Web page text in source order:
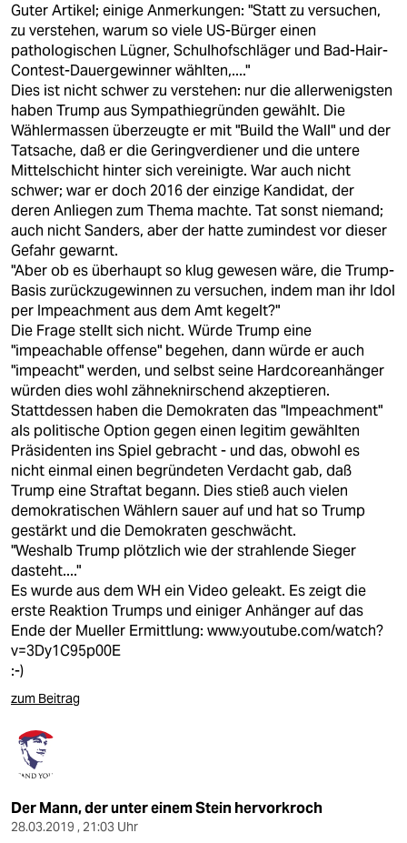
Guter Artikel; einige Anmerkungen: "Statt zu versuchen,
zu verstehen, warum so viele US-Bürger einen
pathologischen Lügner, Schulhofschläger und Bad-Hair-
Contest-Dauergewinner wählten,...."
Dies ist nicht schwer zu verstehen: nur die allerwenigsten
haben Trump aus Sympathiegründen gewählt. Die
Wählermassen überzeugte er mit "Build the Wall" und der
Tatsache, daß er die Geringverdiener und die untere
Mittelschicht hinter sich vereinigte. War auch nicht
schwer; war er doch 2016 der einzige Kandidat, der
deren Anliegen zum Thema machte. Tat sonst niemand;
auch nicht Sanders, aber der hatte zumindest vor dieser
Gefahr gewarnt.
"Aber ob es überhaupt so klug gewesen wäre, die Trump-
Basis zurückzugewinnen zu versuchen, indem man ihr Idol
per Impeachment aus dem Amt kegelt?"
Die Frage stellt sich nicht. Würde Trump eine
"impeachable offense" begehen, dann würde er auch
"impeacht" werden, und selbst seine Hardcoreanhänger
würden dies wohl zähneknirschend akzeptieren.
Stattdessen haben die Demokraten das "Impeachment"
als politische Option gegen einen legitim gewählten
Präsidenten ins Spiel gebracht - und das, obwohl es
nicht einmal einen begründeten Verdacht gab, daß
Trump eine Straftat begann. Dies stieß auch vielen
demokratischen Wählern sauer auf und hat so Trump
gestärkt und die Demokraten geschwächt.
"Weshalb Trump plötzlich wie der strahlende Sieger
dasteht...."
Es wurde aus dem WH ein Video geleakt. Es zeigt die
erste Reaktion Trumps und einiger Anhänger auf das
Ende der Mueller Ermittlung: www.youtube.com/watch?
v=3Dy1C95p00E
:-)
zum Beitrag
Der Mann, der unter einem Stein hervorkroch
28.03.2019 , 21:03 Uhr